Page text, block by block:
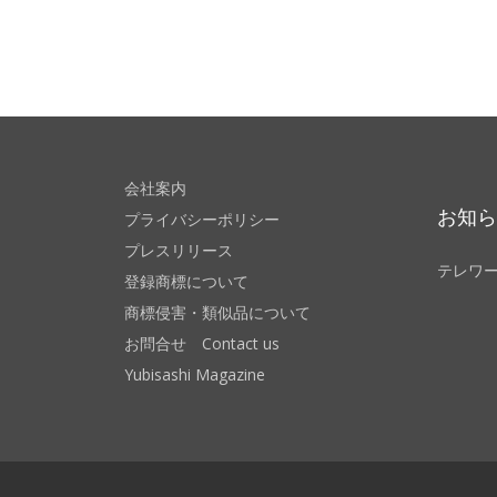
会社案内
プライバシーポリシー
プレスリリース
登録商標について
商標侵害・類似品について
お問合せ Contact us
Yubisashi Magazine
お知
テレワ